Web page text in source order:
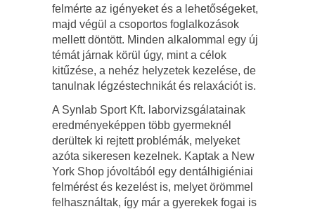
felmérte az igényeket és a lehetőségeket,
majd végül a csoportos foglalkozások
mellett döntött. Minden alkalommal egy új
témát járnak körül úgy, mint a célok
kitűzése, a nehéz helyzetek kezelése, de
tanulnak légzéstechnikát és relaxációt is.
A Synlab Sport Kft. laborvizsgálatainak
eredményeképpen több gyermeknél
derültek ki rejtett problémák, melyeket
azóta sikeresen kezelnek. Kaptak a New
York Shop jóvoltából egy dentálhigiéniai
felmérést és kezelést is, melyet örömmel
felhasználtak, így már a gyerekek fogai is